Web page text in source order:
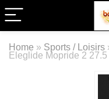
Home » Sports / Loisirs
Eleglide Mopride 2